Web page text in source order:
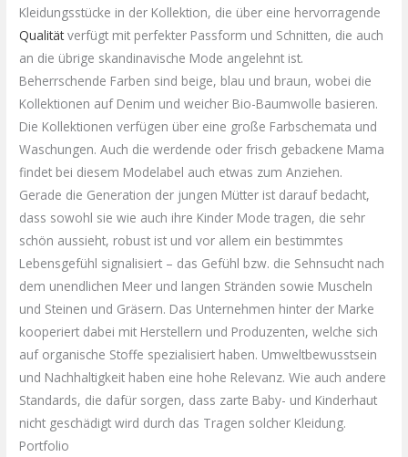
Kleidungsstücke in der Kollektion, die über eine hervorragende
Qualitätverfügt mit perfekter Passform und Schnitten, die auch
an die übrige skandinavische Mode angelehnt ist.
Beherrschende Farben sind beige, blau und braun, wobei die
Kollektionen auf Denim und weicher Bio-Baumwolle basieren.
Die Kollektionen verfügen über eine große Farbschemata und
Waschungen. Auch die werdende oder frisch gebackene Mama
findet bei diesem Modelabel auch etwas zum Anziehen.
Gerade die Generation der jungen Mütter ist darauf bedacht,
dass sowohl sie wie auch ihre Kinder Mode tragen, die sehr
schön aussieht, robust ist und vor allem ein bestimmtes
Lebensgefühl signalisiert – das Gefühl bzw. die Sehnsucht nach
dem unendlichen Meer und langen Stränden sowie Muscheln
und Steinen und Gräsern. Das Unternehmen hinter der Marke
kooperiert dabei mit Herstellern und Produzenten, welche sich
auf organische Stoffe spezialisiert haben. Umweltbewusstsein
und Nachhaltigkeit haben eine hohe Relevanz. Wie auch andere
Standards, die dafür sorgen, dass zarte Baby- und Kinderhaut
nicht geschädigt wird durch das Tragen solcher Kleidung.
Portfolio